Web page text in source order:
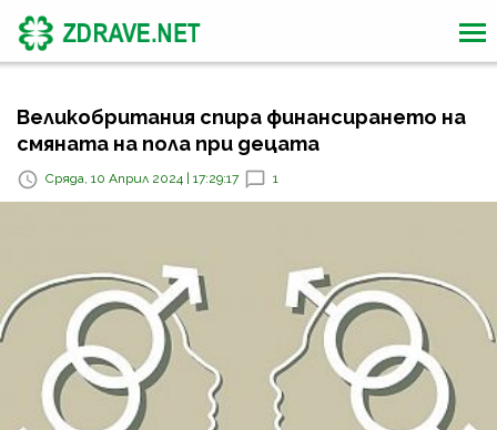
Великобритания спира финансирането на
смяната на пола при децата
Сряда, 10 Април 2024 | 17:29:17 1